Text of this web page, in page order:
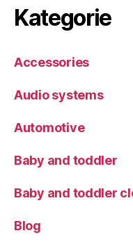
Kategorie
Accessories
Audio systems
Automotive
Baby and toddler
Baby and toddler
Blog